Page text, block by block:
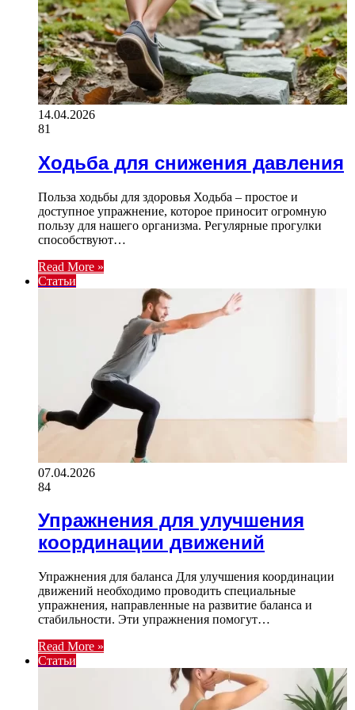
14.04.2026
81
Ходьба для снижения давления
Польза ходьбы для здоровья Ходьба – простое и
доступное упражнение, которое приносит огромную
пользу для нашего организма. Регулярные прогулки
способствуют…
Read More »
Статьи
07.04.2026
84
Упражнения для улучшения
координации движений
Упражнения для баланса Для улучшения координации
движений необходимо проводить специальные
упражнения, направленные на развитие баланса и
стабильности. Эти упражнения помогут…
Read More »
Статьи